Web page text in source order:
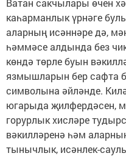
Ватан сакчылары өчен
каһарманлык үрнәге
аларның исәннәре дә,
һәммәсе алдында без
көндә төрле буын
язмышларын бер сафта
символына әйләнде.
югарыда җилфердәсен,
горурлык хисләре
вәкилләренә һәм
тынычлык, исәнлек-